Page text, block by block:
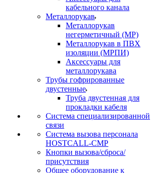
кабельного канала
Металлорукав
Металлорукав
негерметичный (МР)
Металлорукав в ПВХ
изоляции (МРПИ)
Аксессуары для
металлорукава
Трубы гофрированные
двустенные
Труба двустенная для
прокладки кабеля
Система специализированной
связи
Cистема вызова персонала
HOSTCALL-CMP
Кнопки вызова/сброса/
присутствия
Общее оборудование к